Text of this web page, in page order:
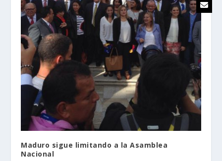
Maduro sigue limitando a la Asamblea
Nacional